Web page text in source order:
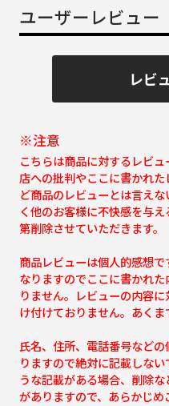
ユーザーレビュー
レビ
※注意
こちらは商品に対するレビ
店への批判やここに書かれ
ど商品のレビューとは言え
く他のお客様に不快感を与
第削除させていただきます。
商品レビューは個人的感想
なりますのでここに書かれ
りません。レビューの内容
け付けておりません。あくま
氏名、住所、電話番号など
りますので絶対に記載しな
うな記載がある場合、削除
がありますので、あらかじめ